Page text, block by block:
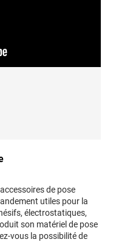
de pose
utiles pour la
électrostatiques,
son matériel de pose
vous la possibilité de